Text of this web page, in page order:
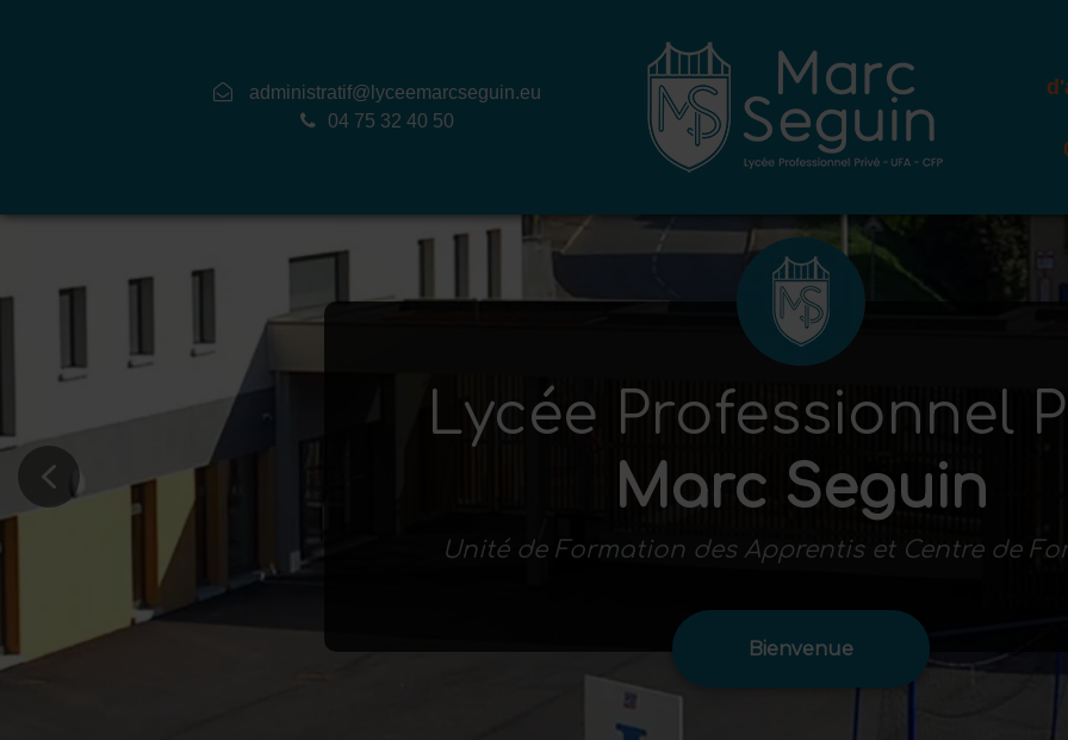
administratif@lyceemarcseguin.eu
04 75 32 40 50
Lycée Professionnel
Marc Seguin
Unité de Formation des Apprentis et Centre de
Bienvenue